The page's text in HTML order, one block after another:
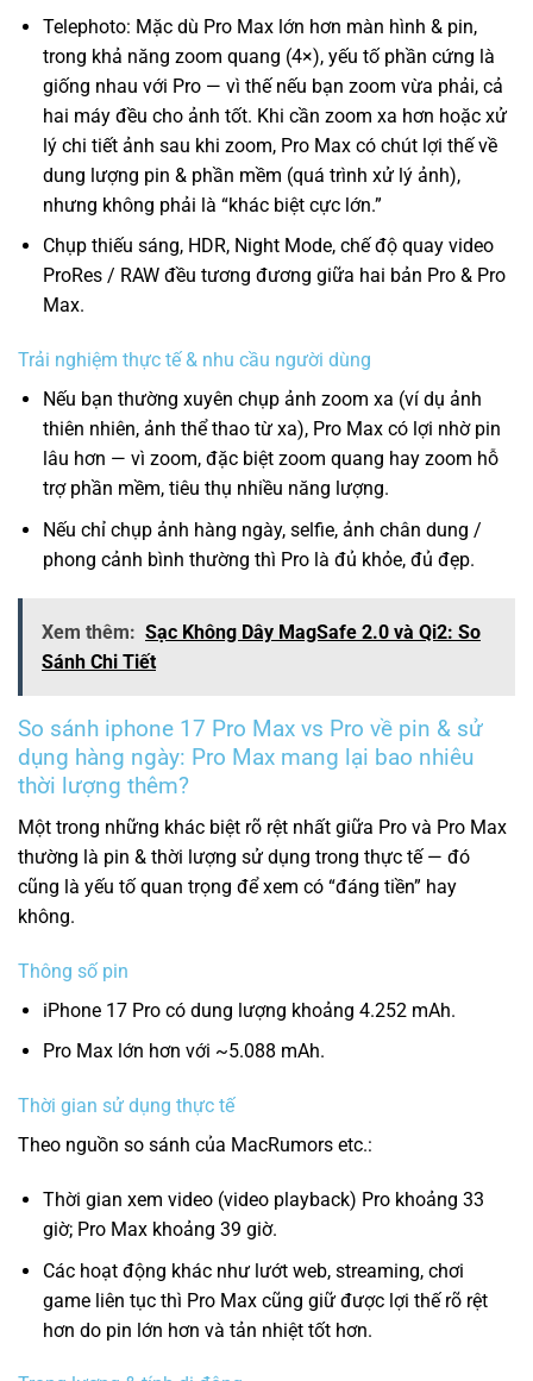
Telephoto: Mặc dù Pro Max lớn hơn màn hình & pin,
trong khả năng zoom quang (4×), yếu tố phần cứng là
giống nhau với Pro — vì thế nếu bạn zoom vừa phải, cả
hai máy đều cho ảnh tốt. Khi cần zoom xa hơn hoặc xử
lý chi tiết ảnh sau khi zoom, Pro Max có chút lợi thế về
dung lượng pin & phần mềm (quá trình xử lý ảnh),
nhưng không phải là “khác biệt cực lớn.”
Chụp thiếu sáng, HDR, Night Mode, chế độ quay video
ProRes / RAW đều tương đương giữa hai bản Pro & Pro
Max.
Trải nghiệm thực tế & nhu cầu người dùng
Nếu bạn thường xuyên chụp ảnh zoom xa (ví dụ ảnh
thiên nhiên, ảnh thể thao từ xa), Pro Max có lợi nhờ pin
lâu hơn — vì zoom, đặc biệt zoom quang hay zoom hỗ
trợ phần mềm, tiêu thụ nhiều năng lượng.
Nếu chỉ chụp ảnh hàng ngày, selfie, ảnh chân dung /
phong cảnh bình thường thì Pro là đủ khỏe, đủ đẹp.
Xem thêm: Sạc Không Dây MagSafe 2.0 và Qi2: So
Sánh Chi Tiết
So sánh iphone 17 Pro Max vs Pro về pin & sử
dụng hàng ngày: Pro Max mang lại bao nhiêu
thời lượng thêm?
Một trong những khác biệt rõ rệt nhất giữa Pro và Pro Max
thường là pin & thời lượng sử dụng trong thực tế — đó
cũng là yếu tố quan trọng để xem có “đáng tiền” hay
không.
Thông số pin
iPhone 17 Pro có dung lượng khoảng 4.252 mAh.
Pro Max lớn hơn với ~5.088 mAh.
Thời gian sử dụng thực tế
Theo nguồn so sánh của MacRumors etc.:
Thời gian xem video (video playback) Pro khoảng 33
giờ; Pro Max khoảng 39 giờ.
Các hoạt động khác như lướt web, streaming, chơi
game liên tục thì Pro Max cũng giữ được lợi thế rõ rệt
hơn do pin lớn hơn và tản nhiệt tốt hơn.